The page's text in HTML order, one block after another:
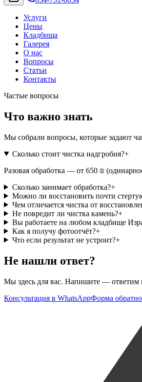
Услуги
Цены
Кладбища
Галерея
О нас
Вопросы
Статьи
Контакты
Частые вопросы
Что важно знать
Мы собрали вопросы, которые задают
Сколько стоит чистка надгробия?+
Разовая обработка — от 650 ₪
Сколько занимает обработка?+
Можно ли восстановить почти
Чем отличается чистка от
Не повредит ли чистка камень?+
Вы работаете на любом кладбище
Как я получу фотоотчёт?+
Что если результат не устроит?+
Не нашли ответ?
Мы здесь для вас. Напишите — ответим
Консультация в WhatsAppФорма